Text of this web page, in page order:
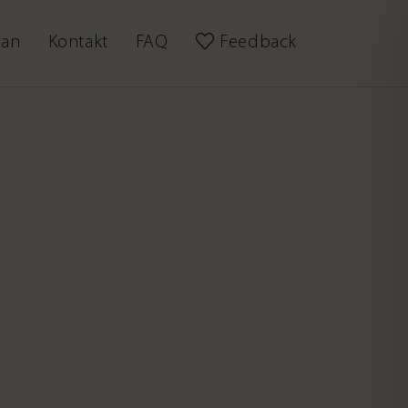
Kontakt FAQ Feedback